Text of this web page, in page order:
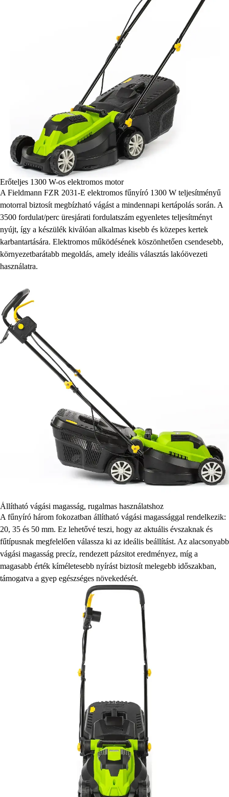
Erőteljes 1300 W-os elektromos motor
A Fieldmann FZR 2031-E elektromos fűnyíró 1300 W teljesítményű
motorral biztosít megbízható vágást a mindennapi kertápolás során. A
3500 fordulat/perc üresjárati fordulatszám egyenletes teljesítményt
nyújt, így a készülék kiválóan alkalmas kisebb és közepes kertek
karbantartására. Elektromos működésének köszönhetően csendesebb,
környezetbarátabb megoldás, amely ideális választás lakóövezeti
használatra.
Állítható vágási magasság, rugalmas használatshoz
A fűnyíró három fokozatban állítható vágási magassággal rendelkezik:
20, 35 és 50 mm. Ez lehetővé teszi, hogy az aktuális évszaknak és
fűtípusnak megfelelően válassza ki az ideális beállítást. Az alacsonyabb
vágási magasság precíz, rendezett pázsitot eredményez, míg a
magasabb érték kíméletesebb nyírást biztosít melegebb időszakban,
támogatva a gyep egészséges növekedését.